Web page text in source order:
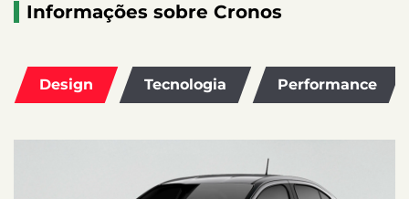
Informações sobre Cronos
Design Tecnologia Performance